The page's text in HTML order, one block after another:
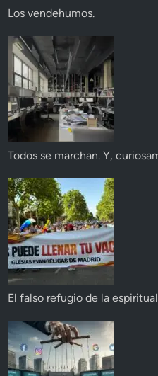
Los vendehumos.
Todos se marchan. Y,
El falso refugio de la